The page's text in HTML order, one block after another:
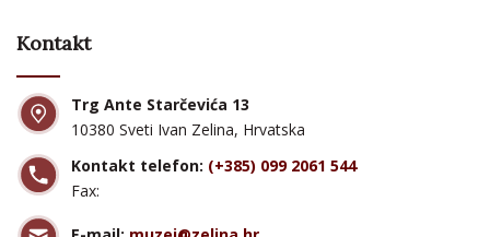
Kontakt
Trg Ante Starčevića 13
10380 Sveti Ivan Zelina, Hrvatska
Kontakt telefon: (+385) 099 2061 544
Fax: